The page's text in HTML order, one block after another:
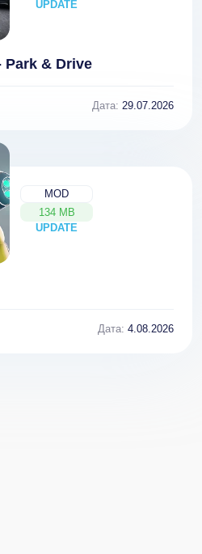
UPDATE
NEW
Park & Drive
Дата: 29.07.2026
MOD
134 MB
UPDATE
NEW
Дата: 4.08.2026